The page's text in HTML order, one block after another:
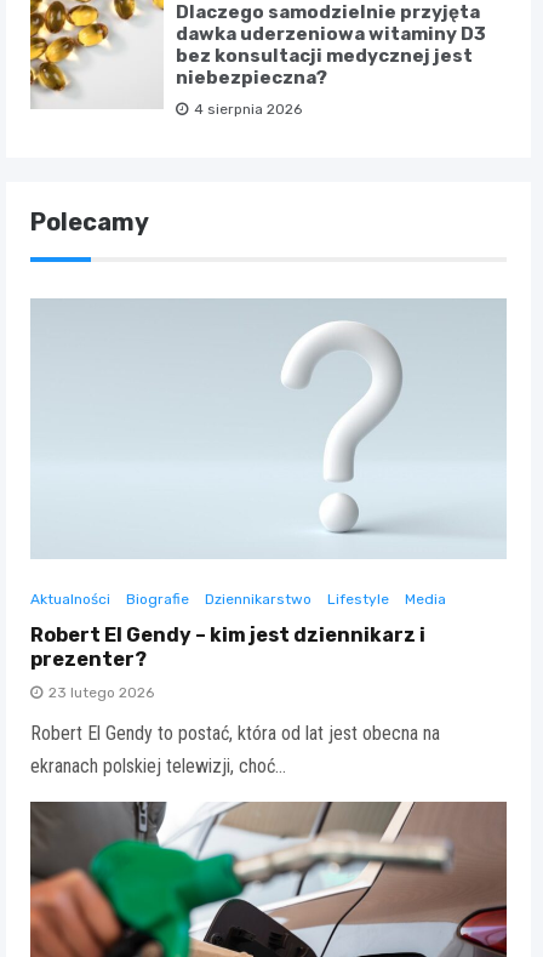
Dlaczego samodzielnie przyjęta
dawka uderzeniowa witaminy D3
bez konsultacji medycznej jest
niebezpieczna?
4 sierpnia 2026
Polecamy
Aktualności Biografie Dziennikarstwo Lifestyle Media
Robert El Gendy – kim jest dziennikarz i
prezenter?
23 lutego 2026
Robert El Gendy to postać, która od lat jest obecna na
ekranach polskiej telewizji, choć…